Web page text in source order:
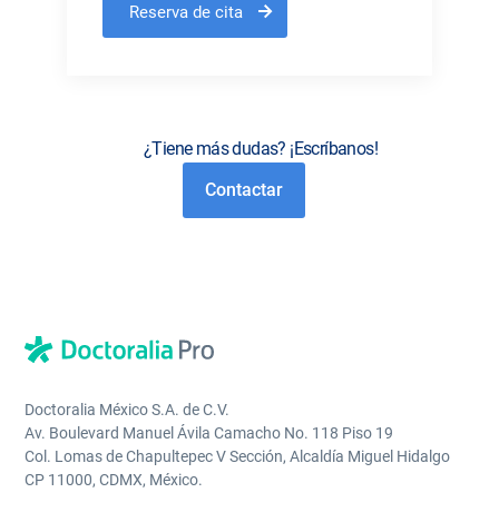
Reserva de cita
¿Tiene más dudas? ¡Escríbanos!
Contactar
Doctoralia México S.A. de C.V.
Av. Boulevard Manuel Ávila Camacho No. 118 Piso 19
Col. Lomas de Chapultepec V Sección, Alcaldía Miguel Hidalgo
CP 11000, CDMX, México.